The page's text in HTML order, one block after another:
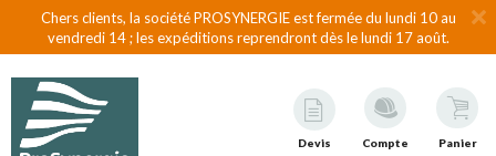
Chers clients, la société PROSYNERGIE est fermée du lundi 10 au
vendredi 14 ; les expéditions reprendront dès le lundi 17 août.
Devis Compte Panier